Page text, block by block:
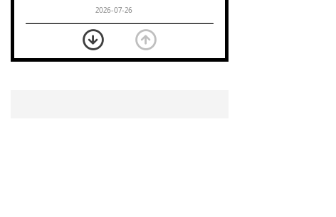
2026-07-26
بعد 7 أشهر من تعرضه لحادث
مروع.. جوشوا يفوز على برينغا